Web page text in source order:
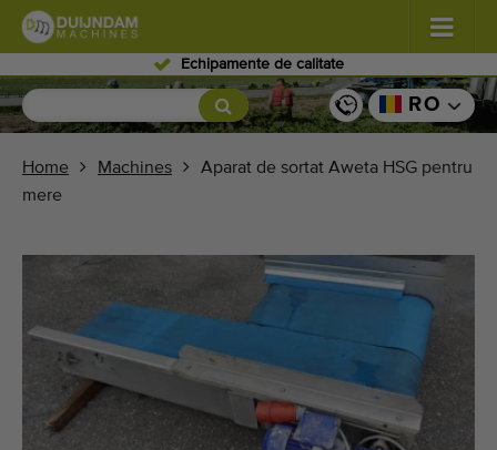
Personal expert
Flori şi plante
Producţie de seră zarzavaturi
Pomicultură (336)
Benzi transportoare (441)
Vindeți-vă mașina!
Căutați pe tip
RO
Home Machines
Aparat de sortat Aweta HSG pentru
mere